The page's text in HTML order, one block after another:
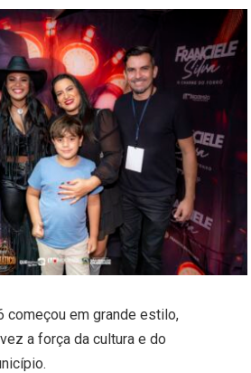
começou em grande estilo,
a força da cultura e do